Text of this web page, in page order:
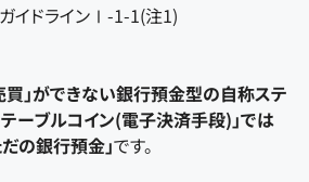
イドラインⅠ-1-1(注1)
」ができない銀行預金型の自称ステ
テーブルコイン(電子決済手段)」では
の銀行預金」です。